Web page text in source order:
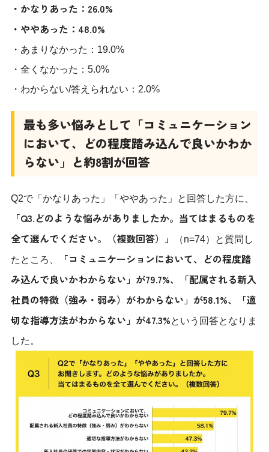
・かなりあった：26.0%
・ややあった：48.0%
・あまりなかった：19.0%
・全くなかった：5.0%
・わからない/答えられない：2.0%
最も多い悩みとして「コミュニケーション
において、どの程度踏み込んで良いかわか
らない」と約8割が回答
Q2で「かなりあった」「ややあった」と回答した方に、
「Q3.どのような悩みがありましたか。当てはまるものを
全て選んでください。（複数回答）」
（n=74）と質問し
たところ、
「コミュニケーションにおいて、どの程度踏
み込んで良いかわからない」が79.7%、「配属される新入
社員の特徴（強み・弱み）がわからない」が58.1%、「適
切な指導方法がわからない」が47.3%という回答となりま
した。